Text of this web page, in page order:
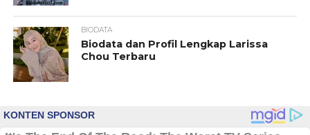
BIODATA
Biodata dan Profil Lengkap Larissa
Chou Terbaru